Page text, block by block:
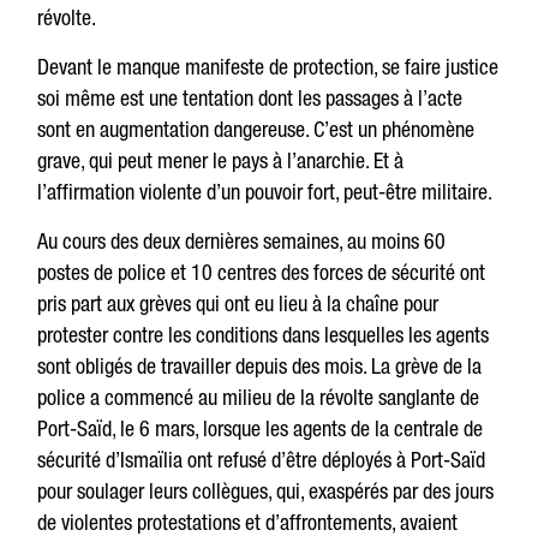
révolte.
Devant le manque manifeste de protection, se faire justice
soi même est une tentation dont les passages à l’acte
sont en augmentation dangereuse. C’est un phénomène
grave, qui peut mener le pays à l’anarchie. Et à
l’affirmation violente d’un pouvoir fort, peut-être militaire.
Au cours des deux dernières semaines, au moins 60
postes de police et 10 centres des forces de sécurité ont
pris part aux grèves qui ont eu lieu à la chaîne pour
protester contre les conditions dans lesquelles les agents
sont obligés de travailler depuis des mois. La grève de la
police a commencé au milieu de la révolte sanglante de
Port-Saïd, le 6 mars, lorsque les agents de la centrale de
sécurité d’Ismaïlia ont refusé d’être déployés à Port-Saïd
pour soulager leurs collègues, qui, exaspérés par des jours
de violentes protestations et d’affrontements, avaient